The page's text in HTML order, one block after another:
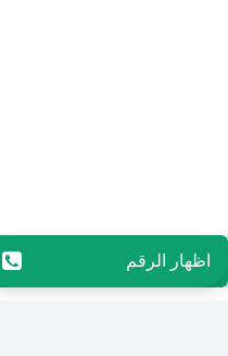
اظهار الرقم96565594848